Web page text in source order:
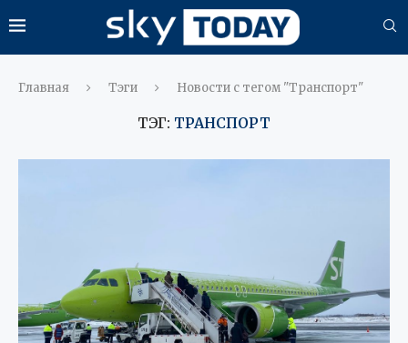
Главная Тэги Новости с тегом "Транспорт"
ТЭГ: ТРАНСПОРТ